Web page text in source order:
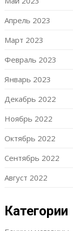
Апрель 2023
Март 2023
Февраль 2023
Январь 2023
Декабрь 2022
Ноябрь 2022
Октябрь 2022
Сентябрь 2022
Август 2022
Категории